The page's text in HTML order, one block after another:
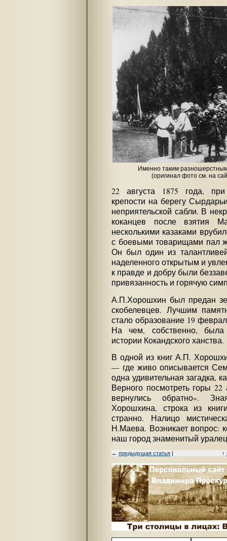
Именно таким
(оригинал фото см. на
22 августа 1875 года,
крепости на берегу
неприятельской сабли. В
коканцев после взятия
несколькими казаками
с боевыми товарищами пал
Он был один из
наделенного открытым и
к правде и добру были
привязанность и горячую
А.П.Хорошхин был предан
скобелевцев. Лучшим
стало образование 19
На чем, собственно, была
истории Кокандского ханства.
В одной из книг А.П.
— где живо описывается
одна удивительная загадка,
Верного посмотреть горы
вернулись обратно».
Хорошхина, строка из
странно. Налицо
Н.Маева. Возникает вопрос:
наш город знаменитый
← предыдущая статья ↑